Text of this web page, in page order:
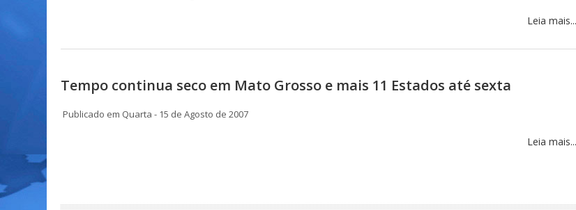
Leia mais...
Tempo continua seco em Mato Grosso e mais 11 Estados até sexta
Publicado em Quarta - 15 de Agosto de 2007
Leia mais...